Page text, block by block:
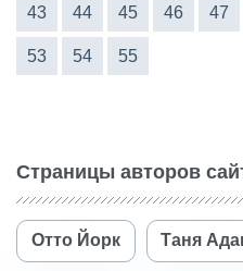
43 44 45 46 47
53 54 55
Страницы авторов
Отто Йорк Таня